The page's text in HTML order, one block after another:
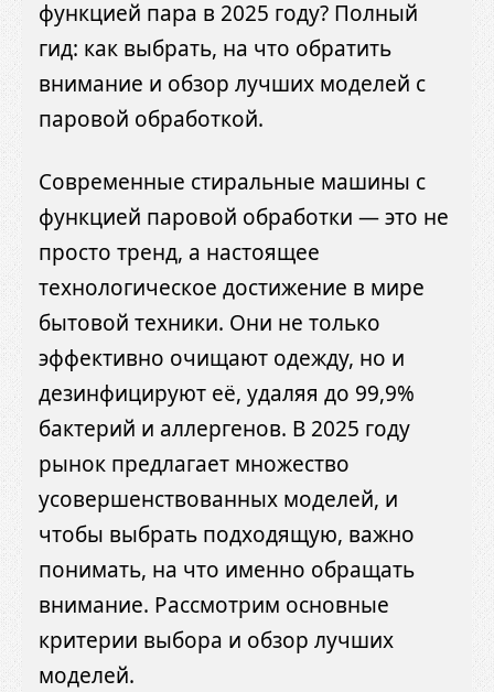
функцией пара в 2025 году? Полный
гид: как выбрать, на что обратить
внимание и обзор лучших моделей с
паровой обработкой.
Современные стиральные машины с
функцией паровой обработки — это не
просто тренд, а настоящее
технологическое достижение в мире
бытовой техники. Они не только
эффективно очищают одежду, но и
дезинфицируют её, удаляя до 99,9%
бактерий и аллергенов. В 2025 году
рынок предлагает множество
усовершенствованных моделей, и
чтобы выбрать подходящую, важно
понимать, на что именно обращать
внимание. Рассмотрим основные
критерии выбора и обзор лучших
моделей.